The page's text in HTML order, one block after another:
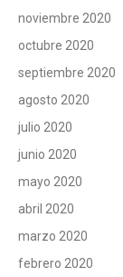
noviembre 2020
octubre 2020
septiembre 2020
agosto 2020
julio 2020
junio 2020
mayo 2020
abril 2020
marzo 2020
febrero 2020